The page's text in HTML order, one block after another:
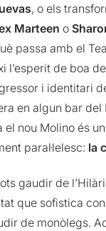
, o els
Marteen o
passa amb el
l’esperit de boa
i identitari
en algun bar del
el nou Molino és
paral·lelesc: la
gaudir de
que sofistica
de monòlegs.